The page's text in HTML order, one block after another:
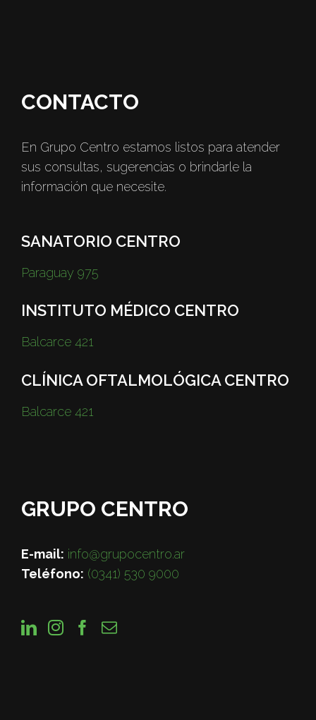
CONTACTO
En Grupo Centro estamos listos para atender
sus consultas, sugerencias o brindarle la
información que necesite.
SANATORIO CENTRO
Paraguay 975
INSTITUTO MÉDICO CENTRO
Balcarce 421
CLÍNICA OFTALMOLÓGICA CENTRO
Balcarce 421
GRUPO CENTRO
E-mail: info@grupocentro.ar
Teléfono: (0341) 530 9000